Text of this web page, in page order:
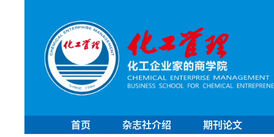
首页 杂志社介绍 期刊论文